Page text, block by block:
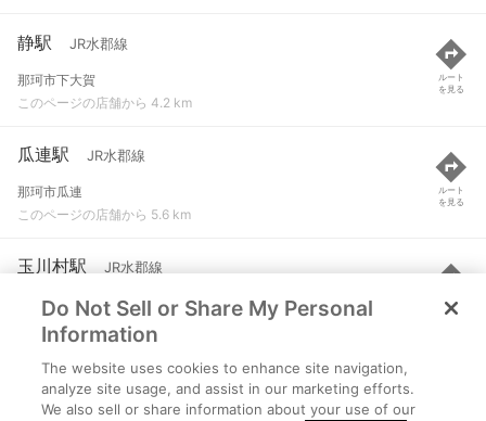
静駅 JR水郡線
那珂市下大賀
このページの店舗から 4.2 km
ルート
を見る
瓜連駅 JR水郡線
那珂市瓜連
このページの店舗から 5.6 km
ルート
を見る
玉川村駅 JR水郡線
常陸大宮市東野
このページの店舗から 5.7 km
ルート
を見る
野上原駅 JR水郡線
常陸大宮市野上
Do Not Sell or Share My Personal
Information
The website uses cookies to enhance site navigation,
analyze site usage, and assist in our marketing efforts.
We also sell or share information about your use of our